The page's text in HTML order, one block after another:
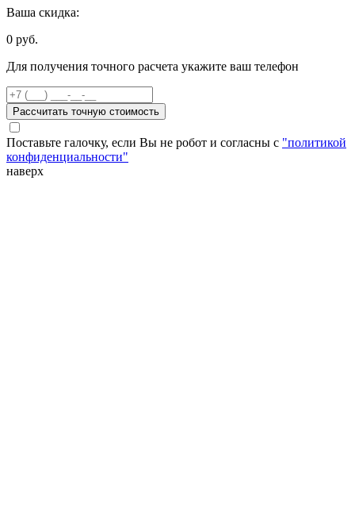
Ваша скидка:
0 руб.
Для получения точного расчета укажите ваш телефон
Рассчитать точную стоимость
Поставьте галочку, если Вы не робот и согласны с "политикой
конфиденциальности"
наверх